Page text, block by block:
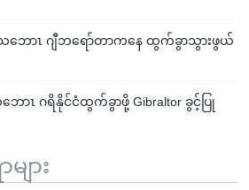
ဘောၤ ဂျီဘရော်တာကနေ ထွက်ခွာသွားဖွယ်
ာၤ ဂရိနိုင်ငံထွက်ခွာဖို့ Gibraltor ခွင့်ပြု
ျား